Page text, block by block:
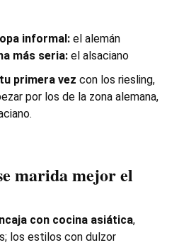
informal: el alemán
más seria: el alsaciano
primera vez con los riesling,
por los de la zona alemana,
marida mejor el
con cocina asiática,
los estilos con dulzor